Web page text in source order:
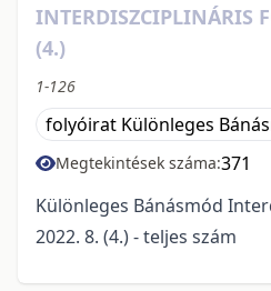
INTERDISZCIPLINÁRIS
(4.)
1-126
folyóirat Különleges
Megtekintések száma:371
Különleges Bánásmód
2022. 8. (4.) - teljes szám